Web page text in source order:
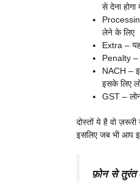
से देना
लेने के लिए
Extra –
Penalty –
NACH –
इसके लिए
GST –
दोस्तों ये है वो
इसलिए जब भी आप
फ़ोन से